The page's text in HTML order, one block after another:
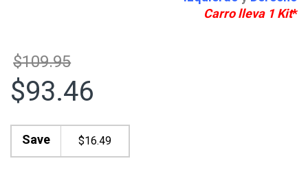
Carro lleva 1 Kit*
$109.95
$93.46
Save $16.49